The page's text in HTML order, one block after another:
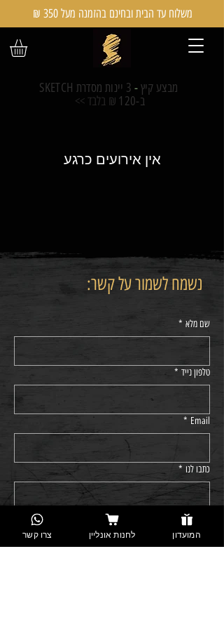
משלוח עד הבית ובחינם בהזמנה מעל 350 ₪
מבצע קיץ- 3 יינות מסדרת SKETCH
ב-120 ₪ בלבד >>
אין אירועים כרגע
נשמח לשמור על קשר:
שם מלא *
טלפון נייד *
Email
*
כתבו לנו *
קראתי ואני מסכים/ה למדיניות הפרטיות
שליחה
צרו קשר לחנות אונליין המועדון